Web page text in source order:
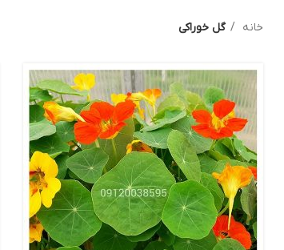
خانه گل خوراکی